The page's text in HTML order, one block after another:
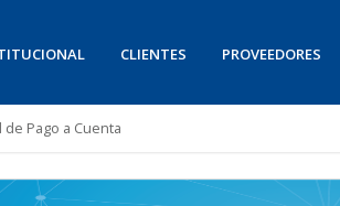
CLIENTES PROVEEDORES
Pago a Cuenta